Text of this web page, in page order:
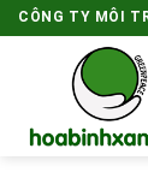
Skip
to
CÔNG TY MÔI